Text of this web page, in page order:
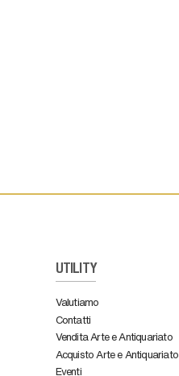
UTILITY
Valutiamo
Contatti
Vendita Arte e Antiquariato
Acquisto Arte e Antiquariato
Eventi